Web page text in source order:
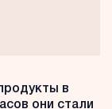
в
они стали